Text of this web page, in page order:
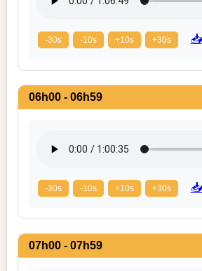
-30s -10s +10s +30s
06h00 - 06h59
-30s -10s +10s +30s
07h00 - 07h59